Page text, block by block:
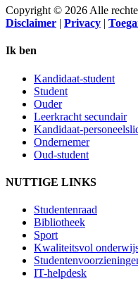
Copyright © 2026 Alle
Disclaimer | Privacy |
Ik ben
Kandidaat-student
Student
Ouder
Leerkracht secundair
Kandidaat-
Ondernemer
Oud-student
NUTTIGE LINKS
Studentenraad
Bibliotheek
Sport
Kwaliteitsvol
IT-helpdesk